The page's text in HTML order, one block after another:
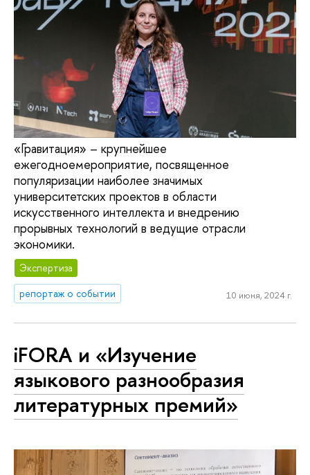
«Гравитация» – крупнейшее
ежегодноемероприятие, посвященное
популяризации наиболее значимых
университетских проектов в области
искусственного интеллекта и внедрению
прорывных технологий в ведущие отрасли
экономики.
Экспертиза
репортаж о событии
10 июня, 2024 г.
iFORA и «Изучение
языкового разнообразия
литературных премий»